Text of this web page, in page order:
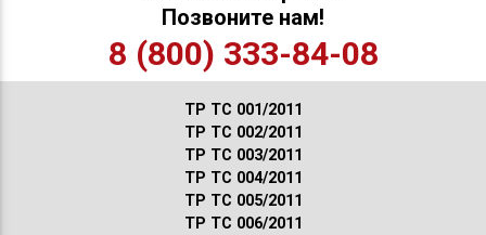
Позвоните нам!
8 (800) 333-84-08
ТР ТС 001/2011
ТР ТС 002/2011
ТР ТС 003/2011
ТР ТС 004/2011
ТР ТС 005/2011
ТР ТС 006/2011